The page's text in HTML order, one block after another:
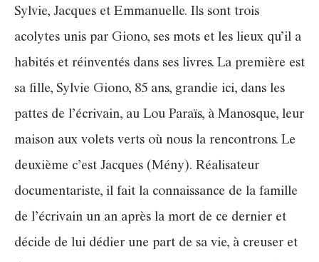
Sylvie, Jacques et Emmanuelle. Ils sont trois
acolytes unis par Giono, ses mots et les lieux qu’il a
habités et réinventés dans ses livres. La première est
sa fille, Sylvie Giono, 85 ans, grandie ici, dans les
pattes de l’écrivain, au Lou Paraïs, à Manosque, leur
maison aux volets verts où nous la rencontrons. Le
deuxième c’est Jacques (Mény). Réalisateur
documentariste, il fait la connaissance de la famille
de l’écrivain un an après la mort de ce dernier et
décide de lui dédier une part de sa vie, à creuser et